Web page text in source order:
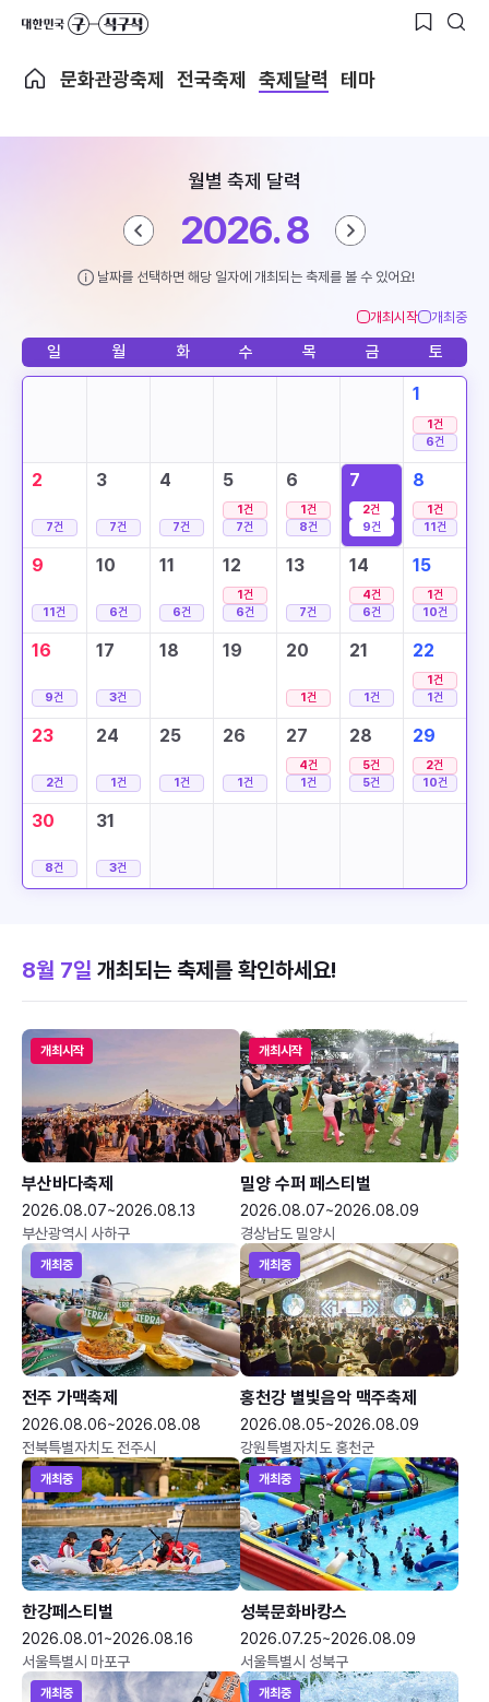
문화관광축제 전국축제 축제달력 테마
월별 축제 달력
2026. 8
날짜를 선택하면 해당 일자에 개최되는 축제를 볼 수 있어요!
개최시작 개최중
일 월 화 수 목 금 토
1
1건
6건
2
7건
3
7건
4
7건
5
1건
7건
6
1건
8건
7
2건
9건
8
1건
11건
9
11건
10
6건
11
6건
12
1건
6건
13
7건
14
4건
6건
15
1건
10건
16
9건
17
3건
18 19 20
1건
21
1건
22
1건
1건
23
2건
24
1건
25
1건
26
1건
27
4건
1건
28
5건
5건
29
2건
10건
30
8건
31
3건
8월 7일 개최되는 축제를 확인하세요!
개최시작
부산바다축제
2026.08.07~2026.08.13
부산광역시 사하구
개최시작
밀양 수퍼 페스티벌
2026.08.07~2026.08.09
경상남도 밀양시
개최중
전주 가맥축제
2026.08.06~2026.08.08
전북특별자치도 전주시
개최중
홍천강 별빛음악 맥주축제
2026.08.05~2026.08.09
강원특별자치도 홍천군
개최중
한강페스티벌
2026.08.01~2026.08.16
서울특별시 마포구
개최중
성북문화바캉스
2026.07.25~2026.08.09
서울특별시 성북구
개최중 개최중